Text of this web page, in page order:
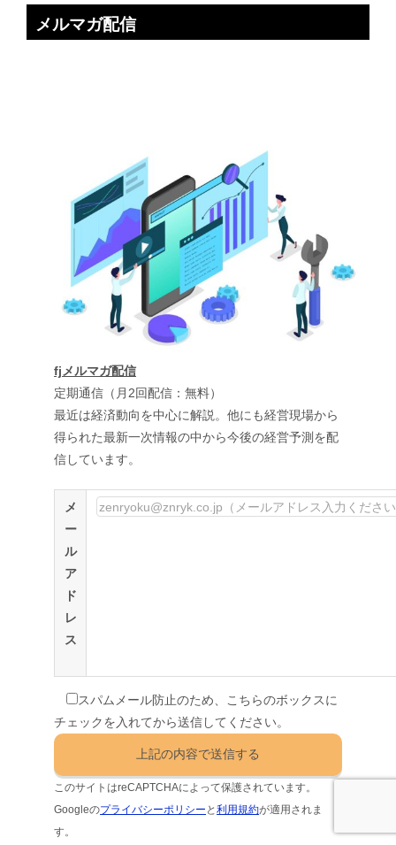
メルマガ配信
fjメルマガ配信
定期通信（月2回配信：無料）
最近は経済動向を中心に解説。他にも経営現場から
得られた最新一次情報の中から今後の経営予測を配
信しています。
メ
ー
ル
ア
ド
レ
ス
スパムメール防止のため、こちらのボックスに
チェックを入れてから送信してください。
このサイトはreCAPTCHAによって保護されています。
Googleのプライバシーポリシー と利用規約が適用されま
す。